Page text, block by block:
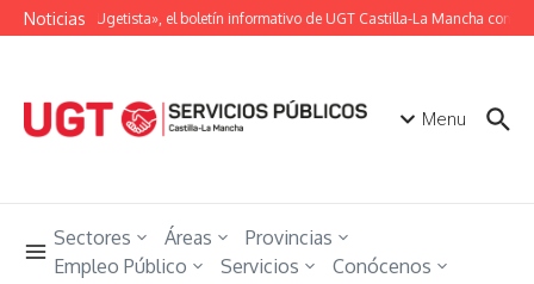
Saltar al contenido
Noticias
«Unión Ugetista», el boletín informativo de UGT Castilla-La Mancha con
Menu
Sectores Áreas
Provincias
Empleo Público
Servicios Conócenos